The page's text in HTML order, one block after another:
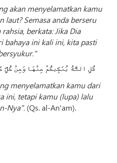
akan menyelamatkan kamu
laut? Semasa anda berseru
berkata: Jika Dia
bahaya ini kali ini, kita pasti
قُلِ اللَّهُ يُنَجِّيكُمْ مِنْهَا وَمِنْ كُلِّ
menyelamatkan kamu dari
ini, tetapi kamu (lupa) lalu
Nya".(Qs. al-An'am).